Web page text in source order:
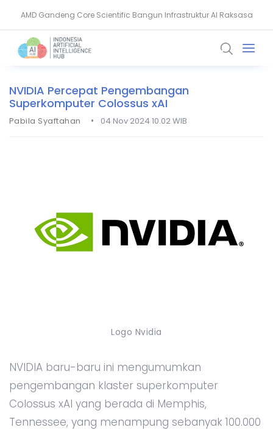
AMD Gandeng Core Scientific Bangun Infrastruktur AI Raksasa
AI Pangkas Penemuan Obat Jadi Setahun, China Melesat
NVIDIA Percepat Pengembangan
Superkomputer Colossus xAI
Pabila Syaftahan • 04 Nov 2024 10.02 WIB
Logo Nvidia
NVIDIA baru-baru ini mengumumkan
pengembangan klaster superkomputer
Colossus xAI yang berada di Memphis,
Tennessee, yang menampung sebanyak 100.000